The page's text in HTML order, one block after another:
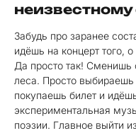
неизвестному
Забудь про заранее
идёшь на концерт того,
Да просто так! Сменишь
леса. Просто
покупаешь билет и
экспериментальная
поэзии. Главное выйти